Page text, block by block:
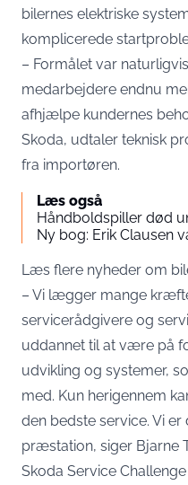
bilernes elektriske
komplicerede
– Formålet var
medarbejdere endnu
afhjælpe kundernes
Skoda, udtaler teknisk
fra importøren.
Læs også
Håndboldspiller død
Ny bog: Erik Clausen
Læs flere nyheder om
– Vi lægger mange
servicerådgivere og
uddannet til at være på
udvikling og systemer,
med. Kun herigennem
den bedste service. Vi
præstation, siger Bjarne
Skoda Service